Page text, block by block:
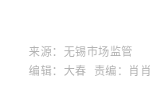
来源：无锡市场监管
编辑：大春 责编：肖肖